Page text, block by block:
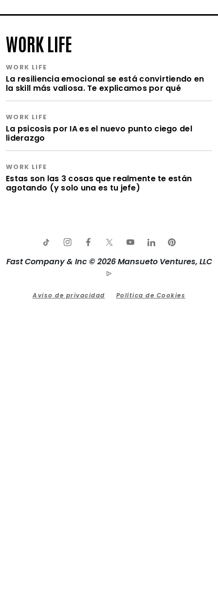
WORK LIFE
WORK LIFE
La resiliencia emocional se está convirtiendo en
la skill más valiosa. Te explicamos por qué
WORK LIFE
La psicosis por IA es el nuevo punto ciego del
liderazgo
WORK LIFE
Estas son las 3 cosas que realmente te están
agotando (y solo una es tu jefe)
Fast Company & Inc © 2026 Mansueto Ventures, LLC
Aviso de privacidad Política de Cookies